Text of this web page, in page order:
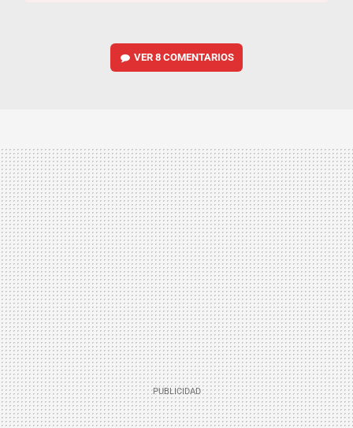
VER8 COMENTARIOS